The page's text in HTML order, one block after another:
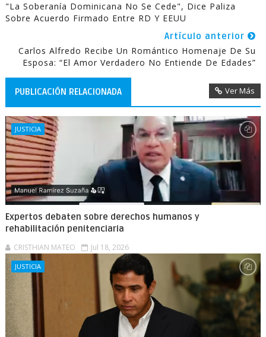
"La Soberanía Dominicana No Se Cede", Dice Paliza
Sobre Acuerdo Firmado Entre RD Y EEUU
Artículo anterior
Carlos Alfredo Recibe Un Romántico Homenaje De Su
Esposa: “El Amor Verdadero No Entiende De Edades”
PUBLICACIÓN RELACIONADA Ver Más
JUSTICIA
Expertos debaten sobre derechos humanos y
rehabilitación penitenciaria
CRISTHIAN MATEO Jul 18, 2026
JUSTICIA